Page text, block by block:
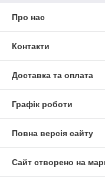
Про нас
Контакти
Доставка та оплата
Графік роботи
Повна версія сайту
Сайт створено на